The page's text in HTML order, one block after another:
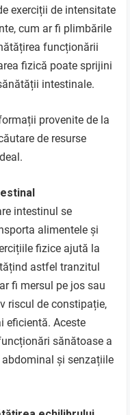
exerciții de intensitate
cum ar fi plimbările
funcționării
fizică poate sprijini
intestinale.
provenite de la
de resurse
intestinul se
alimentele și
fizice ajută la
astfel tranzitul
fi mersul pe jos sau
riscul de constipație,
eficientă. Aceste
sănătoase a
și senzațiile